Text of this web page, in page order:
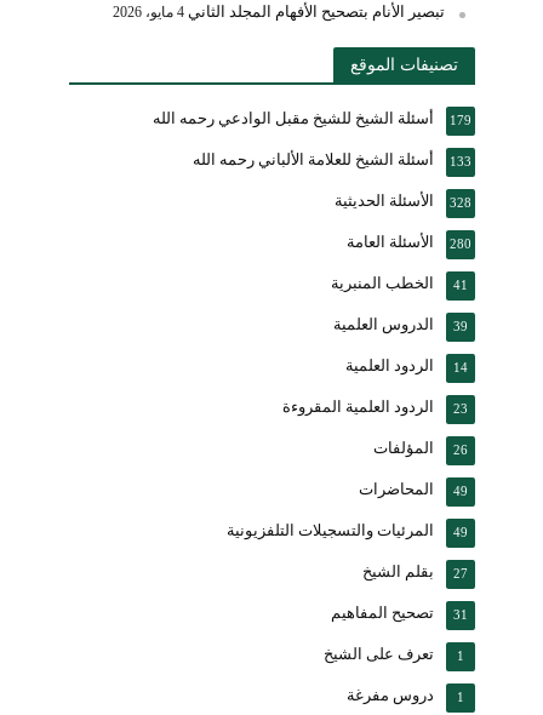
تبصير الأنام بتصحيح الأفهام المجلد الثاني 4 مايو، 2026
تصنيفات الموقع
أسئلة الشيخ للشيخ مقبل الوادعي رحمه الله 179
أسئلة الشيخ للعلامة الألباني رحمه الله 133
الأسئلة الحديثية 328
الأسئلة العامة 280
الخطب المنبرية 41
الدروس العلمية 39
الردود العلمية 14
الردود العلمية المقروءة 23
المؤلفات 26
المحاضرات 49
المرئيات والتسجيلات التلفزيونية 49
بقلم الشيخ 27
تصحيح المفاهيم 31
تعرف على الشيخ 1
دروس مفرغة 1